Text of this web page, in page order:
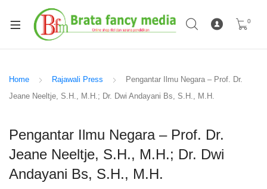
0
Home Rajawali Press
Pengantar Ilmu Negara – Prof. Dr.
Jeane Neeltje, S.H., M.H.; Dr. Dwi Andayani Bs, S.H., M.H.
Pengantar Ilmu Negara – Prof. Dr.
Jeane Neeltje, S.H., M.H.; Dr. Dwi
Andayani Bs, S.H., M.H.